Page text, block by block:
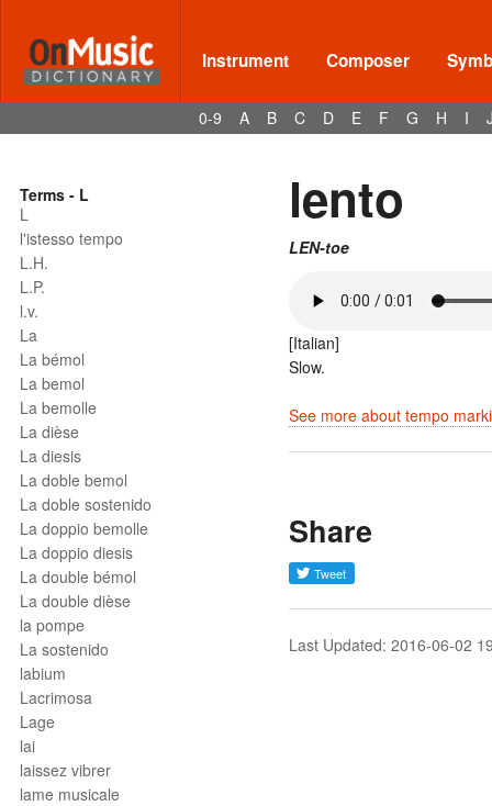
Instrument Composer
0-9 A B C D E F G H I
Terms - L
L
l'istesso tempo
L.H.
L.P.
l.v.
La
La bémol
La bemol
La bemolle
La dièse
La diesis
La doble bemol
La doble sostenido
La doppio bemolle
La doppio diesis
La double bémol
La double dièse
la pompe
La sostenido
labium
Lacrimosa
Lage
lai
laissez vibrer
lame musicale
lento
LEN-toe
[Italian]
Slow.
See more about tempo
Share
Last Updated: 2016-06-02